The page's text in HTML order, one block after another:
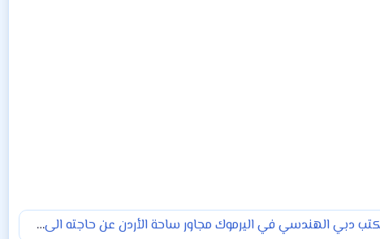
يعلن مكتب دبي الهندسي في اليرموك مجاور ساحة الأردن عن حاجته الى مهندس او مهندسة معماري يحترف البرامج